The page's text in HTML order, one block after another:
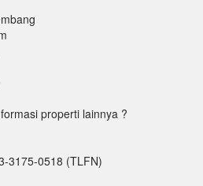
properti lainnya ?
3175-0518 (TLFN)